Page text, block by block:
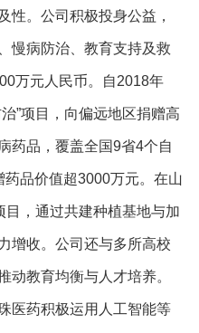
性。公司积极投身公益，
慢病防治、教育支持及救
万元人民币。自2018年
”项目，向偏远地区捐赠高
药品，覆盖全国9省4个自
品价值超3000万元。在山
目，通过共建种植基地与加
增收。公司还与多所高校
动教育均衡与人才培养。
医药积极运用人工智能等